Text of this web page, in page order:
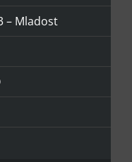
– Mladost